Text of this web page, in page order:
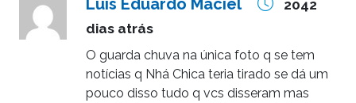
Luís Eduardo Maciel
2042
dias atrás
O guarda chuva na única foto q se tem
notícias q Nhá Chica teria tirado se dá um
pouco disso tudo q vcs disseram mas